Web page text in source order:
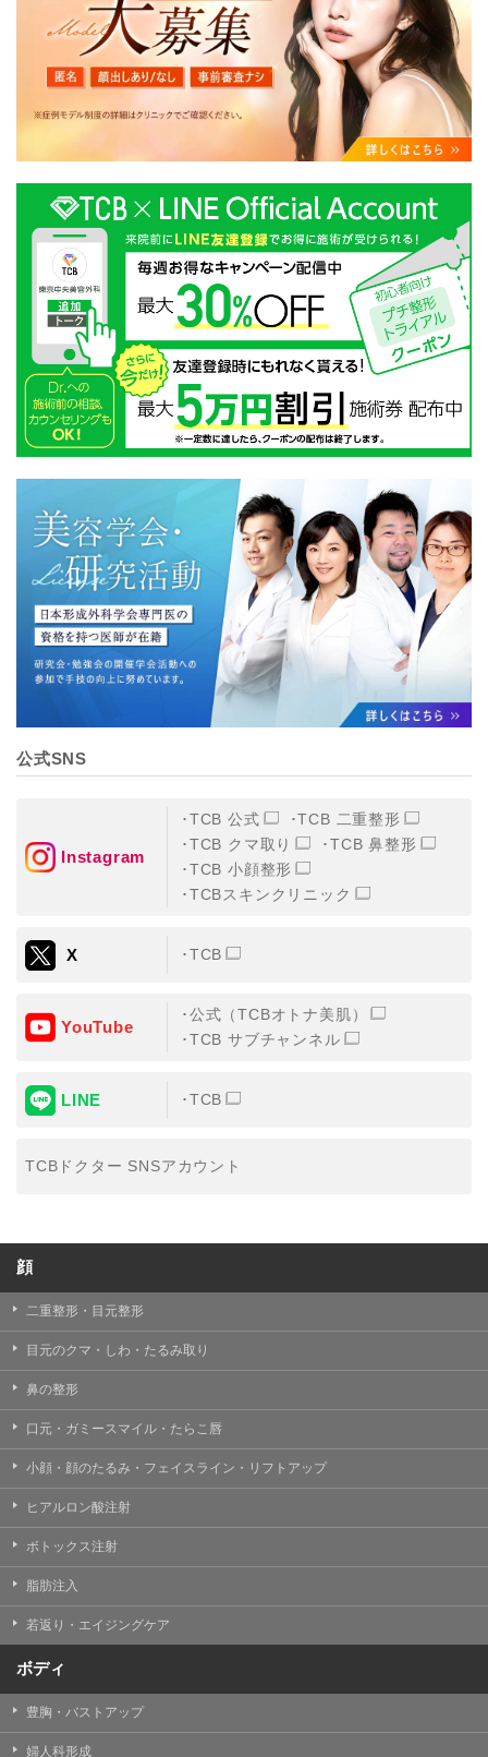
公式SNS
Instagram
TCB 公式
TCB 二重整形
TCB クマ取り
TCB 鼻整形
TCB 小顔整形
TCBスキンクリニック
X TCB
YouTube
公式（TCBオトナ美肌）
TCB サブチャンネル
LINE TCB
TCBドクター SNSアカウント
顔
二重整形・目元整形
目元のクマ・しわ・たるみ取り
鼻の整形
口元・ガミースマイル・たらこ唇
小顔・顔のたるみ・フェイスライン・リフトアップ
ヒアルロン酸注射
ボトックス注射
脂肪注入
若返り・エイジングケア
ボディ
豊胸・バストアップ
婦人科形成